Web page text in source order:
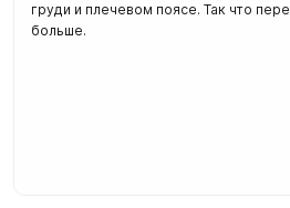
груди и плечевом поясе. Так что
больше.